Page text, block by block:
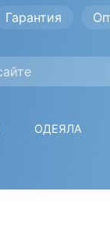
Гарантия
ОДЕЯЛА